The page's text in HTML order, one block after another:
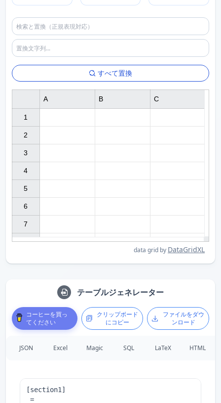
すべて置換
data grid by DataGridXL
1
2
3
4
5
6
7
A B C
テーブルジェネレーター
コーヒーを買っ
てください
クリップボード
にコピー
ファイルをダウ
ンロード
JSON Excel Magic SQL LaTeX HTML